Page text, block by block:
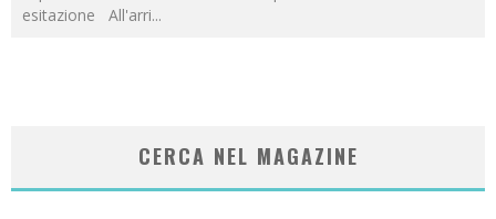
esitazione All'arri...
CERCA NEL MAGAZINE